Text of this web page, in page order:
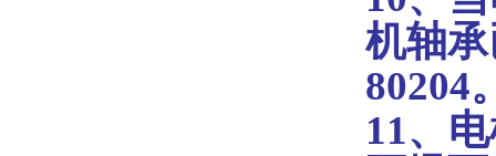
机轴
80204
11、